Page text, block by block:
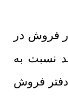
فروش در
نسبت به
فروش